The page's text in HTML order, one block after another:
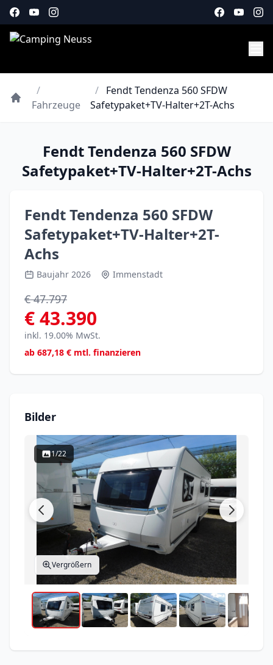
/
Fahrzeuge
/ Fendt Tendenza 560 SFDW
Safetypaket+TV-Halter+2T-Achs
Fendt Tendenza 560 SFDW
Safetypaket+TV-Halter+2T-Achs
Fendt Tendenza 560 SFDW
Safetypaket+TV-Halter+2T-
Achs
Baujahr 2026 Immenstadt
€ 47.797
€ 43.390
inkl. 19.00% MwSt.
ab 687,18 € mtl. finanzieren
Bilder
1/22
Vergrößern